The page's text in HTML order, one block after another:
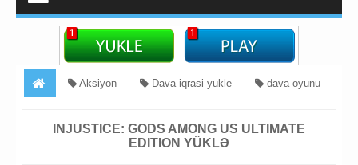
Aksiyon Dava iqrasi yukle dava oyunu
Among Us Ultimate Edition Yüklə
INJUSTICE: GODS AMONG US ULTIMATE
EDITION YÜKLƏ